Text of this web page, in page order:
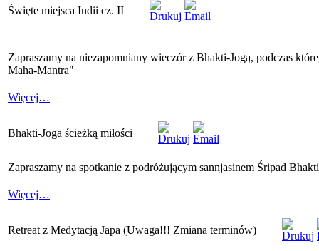
Święte miejsca Indii cz. II
Zapraszamy na niezapomniany wieczór z Bhakti-Jogą, podczas
Maha-Mantra"
Więcej…
Bhakti-Joga ścieżką miłości
Zapraszamy na spotkanie z podróżującym sannjasinem Śripad
Więcej…
Retreat z Medytacją Japa (Uwaga!!! Zmiana terminów)